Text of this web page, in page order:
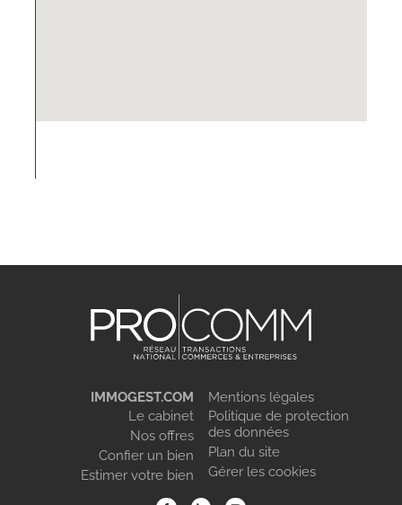
IMMOGEST.COM
Le cabinet
Nos offres
Confier un bien
Estimer votre bien
Mentions légales
Politique de protection
des données
Plan du site
Gérer les cookies